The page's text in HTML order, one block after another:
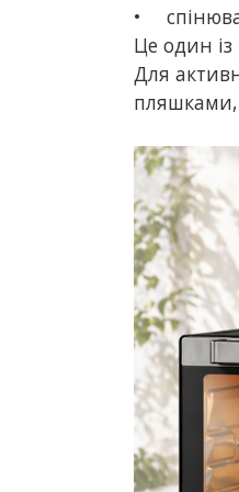
•
Це один із
Для
пляшками,